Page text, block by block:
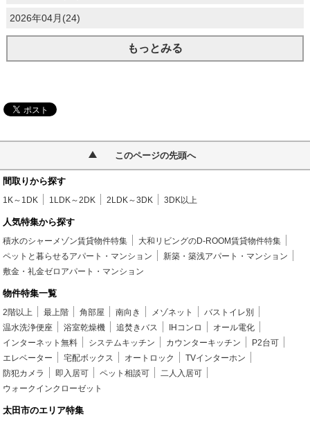
2026年04月(24)
もっとみる
このページの先頭へ
間取りから探す
1K～1DK 1LDK～2DK 2LDK～3DK 3DK以上
人気特集から探す
積水のシャーメゾン賃貸物件特集
大和リビングのD-ROOM賃貸物件特集
ペットと暮らせるアパート・マンション
新築・築浅アパート・マンション
敷金・礼金ゼロアパート・マンション
物件特集一覧
2階以上 最上階 角部屋 南向き メゾネット
バストイレ別
温水洗浄便座
浴室乾燥機 追焚きバス IHコンロ
オール電化
インターネット無料
システムキッチン カウンターキッチン
P2台可
エレベーター
宅配ボックス オートロック
TVインターホン
防犯カメラ
即入居可 ペット相談可
二人入居可
ウォークインクローゼット
太田市のエリア特集